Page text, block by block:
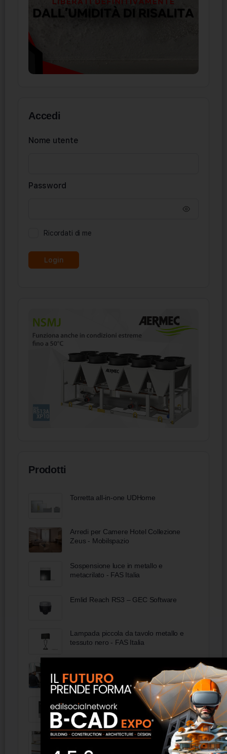
Accedi
Nome utente
Password
Ricordati di me
Prodotti
Torretta all-in-one UDHome
Arredi per Camere Hotel Collezione
Zeus - Mobilspazio
Sospensione luce in metallo e
metacrilato - FAS Italia
Emlid Reach RS3 – GEC Software
Lampada piccola da tavolo metallo e
tessuto nero - FAS Italia
Lampada da tavolo in metallo e
metacrilato - FAS Italia
Testata a pannelli con comodini 300 cm